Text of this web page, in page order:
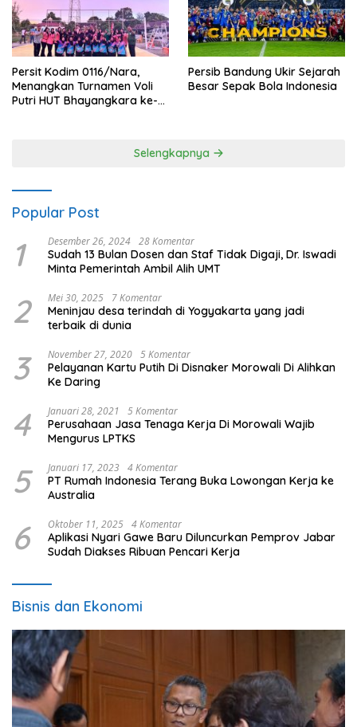
Persit Kodim 0116/Nara,
Menangkan Turnamen Voli
Putri HUT Bhayangkara ke-
Persib Bandung Ukir Sejarah
Besar Sepak Bola Indonesia
Selengkapnya
Popular Post
1 Desember 26, 2024 28 Komentar
Sudah 13 Bulan Dosen dan Staf Tidak Digaji, Dr. Iswadi
Minta Pemerintah Ambil Alih UMT
2 Mei 30, 2025 7 Komentar
Meninjau desa terindah di Yogyakarta yang jadi
terbaik di dunia
3 November 27, 2020 5 Komentar
Pelayanan Kartu Putih Di Disnaker Morowali Di Alihkan
Ke Daring
4 Januari 28, 2021 5 Komentar
Perusahaan Jasa Tenaga Kerja Di Morowali Wajib
Mengurus LPTKS
5 Januari 17, 2023 4 Komentar
PT Rumah Indonesia Terang Buka Lowongan Kerja ke
Australia
6 Oktober 11, 2025 4 Komentar
Aplikasi Nyari Gawe Baru Diluncurkan Pemprov Jabar
Sudah Diakses Ribuan Pencari Kerja
Bisnis dan Ekonomi